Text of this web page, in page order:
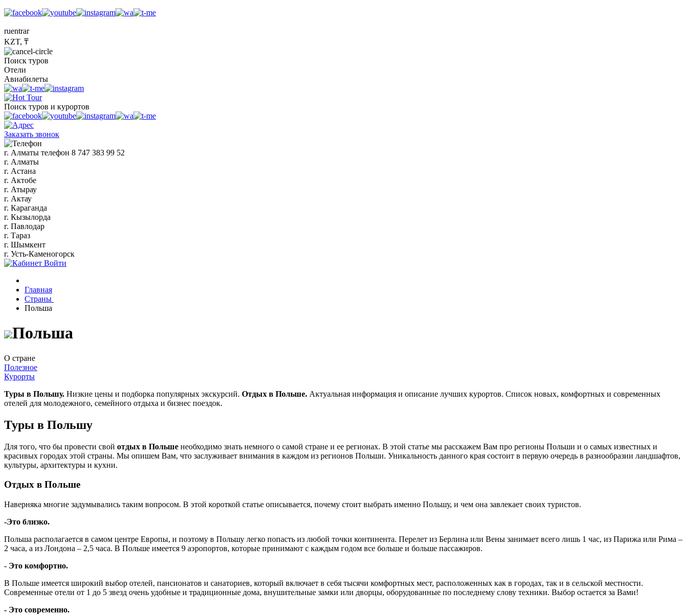
ruentrar
KZT, ₸
Поиск туров
Отели
Авиабилеты
Поиск туров и курортов
Заказать звонок
г. Алматы телефон 8 747 383 99 52
г. Алматы
г. Астана
г. Актобе
г. Атырау
г. Актау
г. Караганда
г. Кызылорда
г. Павлодар
г. Тараз
г. Шымкент
г. Усть-Каменогорск
Войти
Главная
Страны
Польша
Польша
О стране
Полезное
Курорты
Туры в Польшу. Низкие цены и подборка популярных экскурсий. Отдых в Польше. Актуальная информация и описание лучших курортов. Список новых, комфортных и современных
отелей для молодежного, семейного отдыха и бизнес поездок.
Туры в Польшу
Для того, что бы провести свой отдых в Польше необходимо знать немного о самой стране и ее регионах. В этой статье мы расскажем Вам про регионы Польши и о самых известных и
красивых городах этой страны. Мы опишем Вам, что заслуживает внимания в каждом из регионов Польши. Уникальность данного края состоит в первую очередь в разнообразии ландшафтов,
культуры, архитектуры и кухни.
Отдых в Польше
Наверняка многие задумывались таким вопросом. В этой короткой статье описывается, почему стоит выбрать именно Польшу, и чем она завлекает своих туристов.
-Это близко.
Польша располагается в самом центре Европы, и поэтому в Польшу легко попасть из любой точки континента. Перелет из Берлина или Вены занимает всего лишь 1 час, из Парижа или Рима –
2 часа, а из Лондона – 2,5 часа. В Польше имеется 9 аэропортов, которые принимают с каждым годом все больше и больше пассажиров.
- Это комфортно.
В Польше имеется широкий выбор отелей, пансионатов и санаториев, который включает в себя тысячи комфортных мест, расположенных как в городах, так и в сельской местности.
Современные отели от 1 до 5 звезд очень удобные и традиционные дома, внушительные замки или дворцы, оборудованные по последнему слову техники. Выбор остается за Вами!
- Это современно.